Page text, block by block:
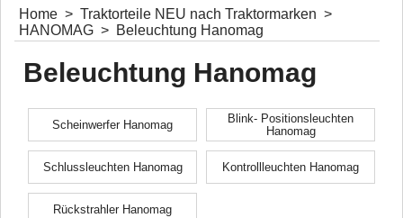
Home > Traktorteile NEU nach Traktormarken >
HANOMAG > Beleuchtung Hanomag
Beleuchtung Hanomag
Scheinwerfer Hanomag
Blink- Positionsleuchten
Hanomag
Schlussleuchten Hanomag Kontrollleuchten Hanomag
Rückstrahler Hanomag